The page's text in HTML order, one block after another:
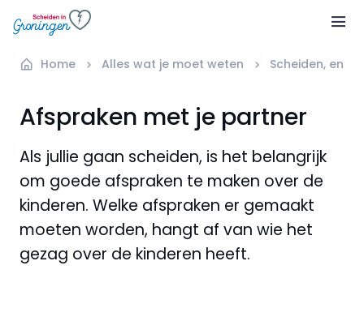
Home Alles wat je moet weten Scheiden, en
Afspraken met je partner
Als jullie gaan scheiden, is het belangrijk
om goede afspraken te maken over de
kinderen. Welke afspraken er gemaakt
moeten worden, hangt af van wie het
gezag over de kinderen heeft.